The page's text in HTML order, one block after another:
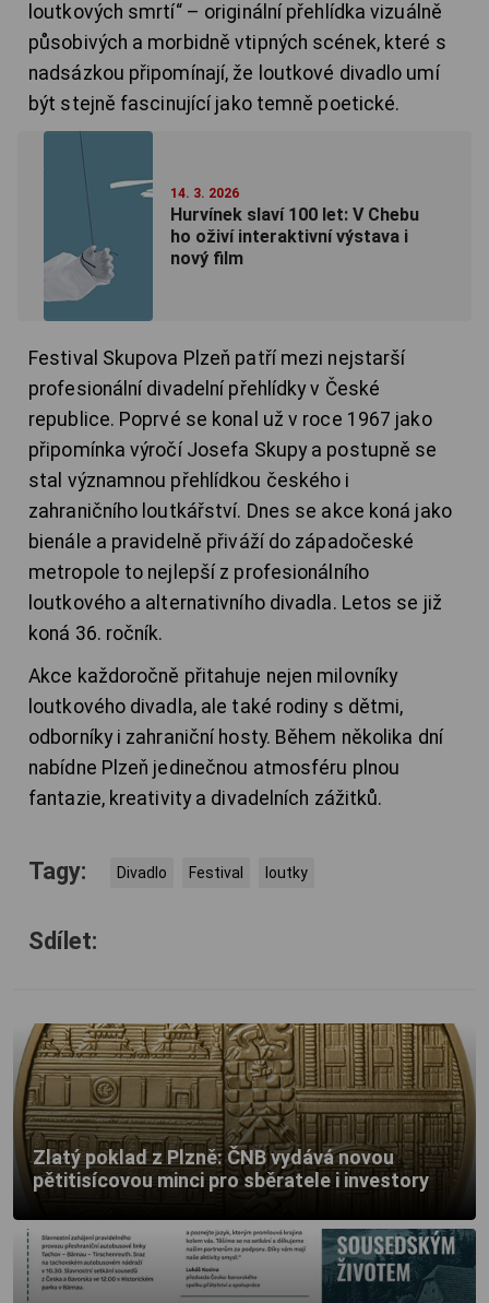
loutkových smrtí“ – originální přehlídka vizuálně
působivých a morbidně vtipných scének, které s
nadsázkou připomínají, že loutkové divadlo umí
být stejně fascinující jako temně poetické.
14. 3. 2026
Hurvínek slaví 100 let: V Chebu
ho oživí interaktivní výstava i
nový film
Festival Skupova Plzeň patří mezi nejstarší
profesionální divadelní přehlídky v České
republice. Poprvé se konal už v roce 1967 jako
připomínka výročí Josefa Skupy a postupně se
stal významnou přehlídkou českého i
zahraničního loutkářství. Dnes se akce koná jako
bienále a pravidelně přiváží do západočeské
metropole to nejlepší z profesionálního
loutkového a alternativního divadla. Letos se již
koná 36. ročník.
Akce každoročně přitahuje nejen milovníky
loutkového divadla, ale také rodiny s dětmi,
odborníky i zahraniční hosty. Během několika dní
nabídne Plzeň jedinečnou atmosféru plnou
fantazie, kreativity a divadelních zážitků.
Tagy: Divadlo Festival loutky
Sdílet:
Zlatý poklad z Plzně: ČNB vydává novou
pětitisícovou minci pro sběratele i investory